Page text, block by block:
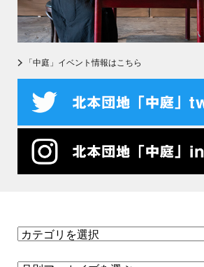
「中庭」イベント情報はこちら